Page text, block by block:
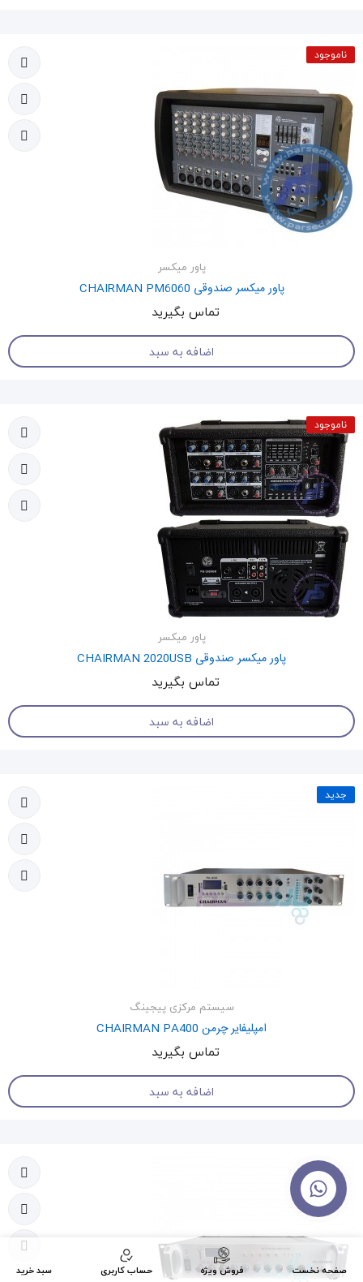
صفحه نخست فروش ویژه حساب کاربری سبد خرید
ناموجود
پاور میکسر
پاور میکسر صندوقی CHAIRMAN PM6060
تماس بگیرید
اضافه به سبد
ناموجود
پاور میکسر
پاور میکسر صندوقی CHAIRMAN 2020USB
تماس بگیرید
اضافه به سبد
جدید
سیستم مرکزی پیجینگ
امپلیفایر چرمن CHAIRMAN PA400
تماس بگیرید
اضافه به سبد
تماس با ما